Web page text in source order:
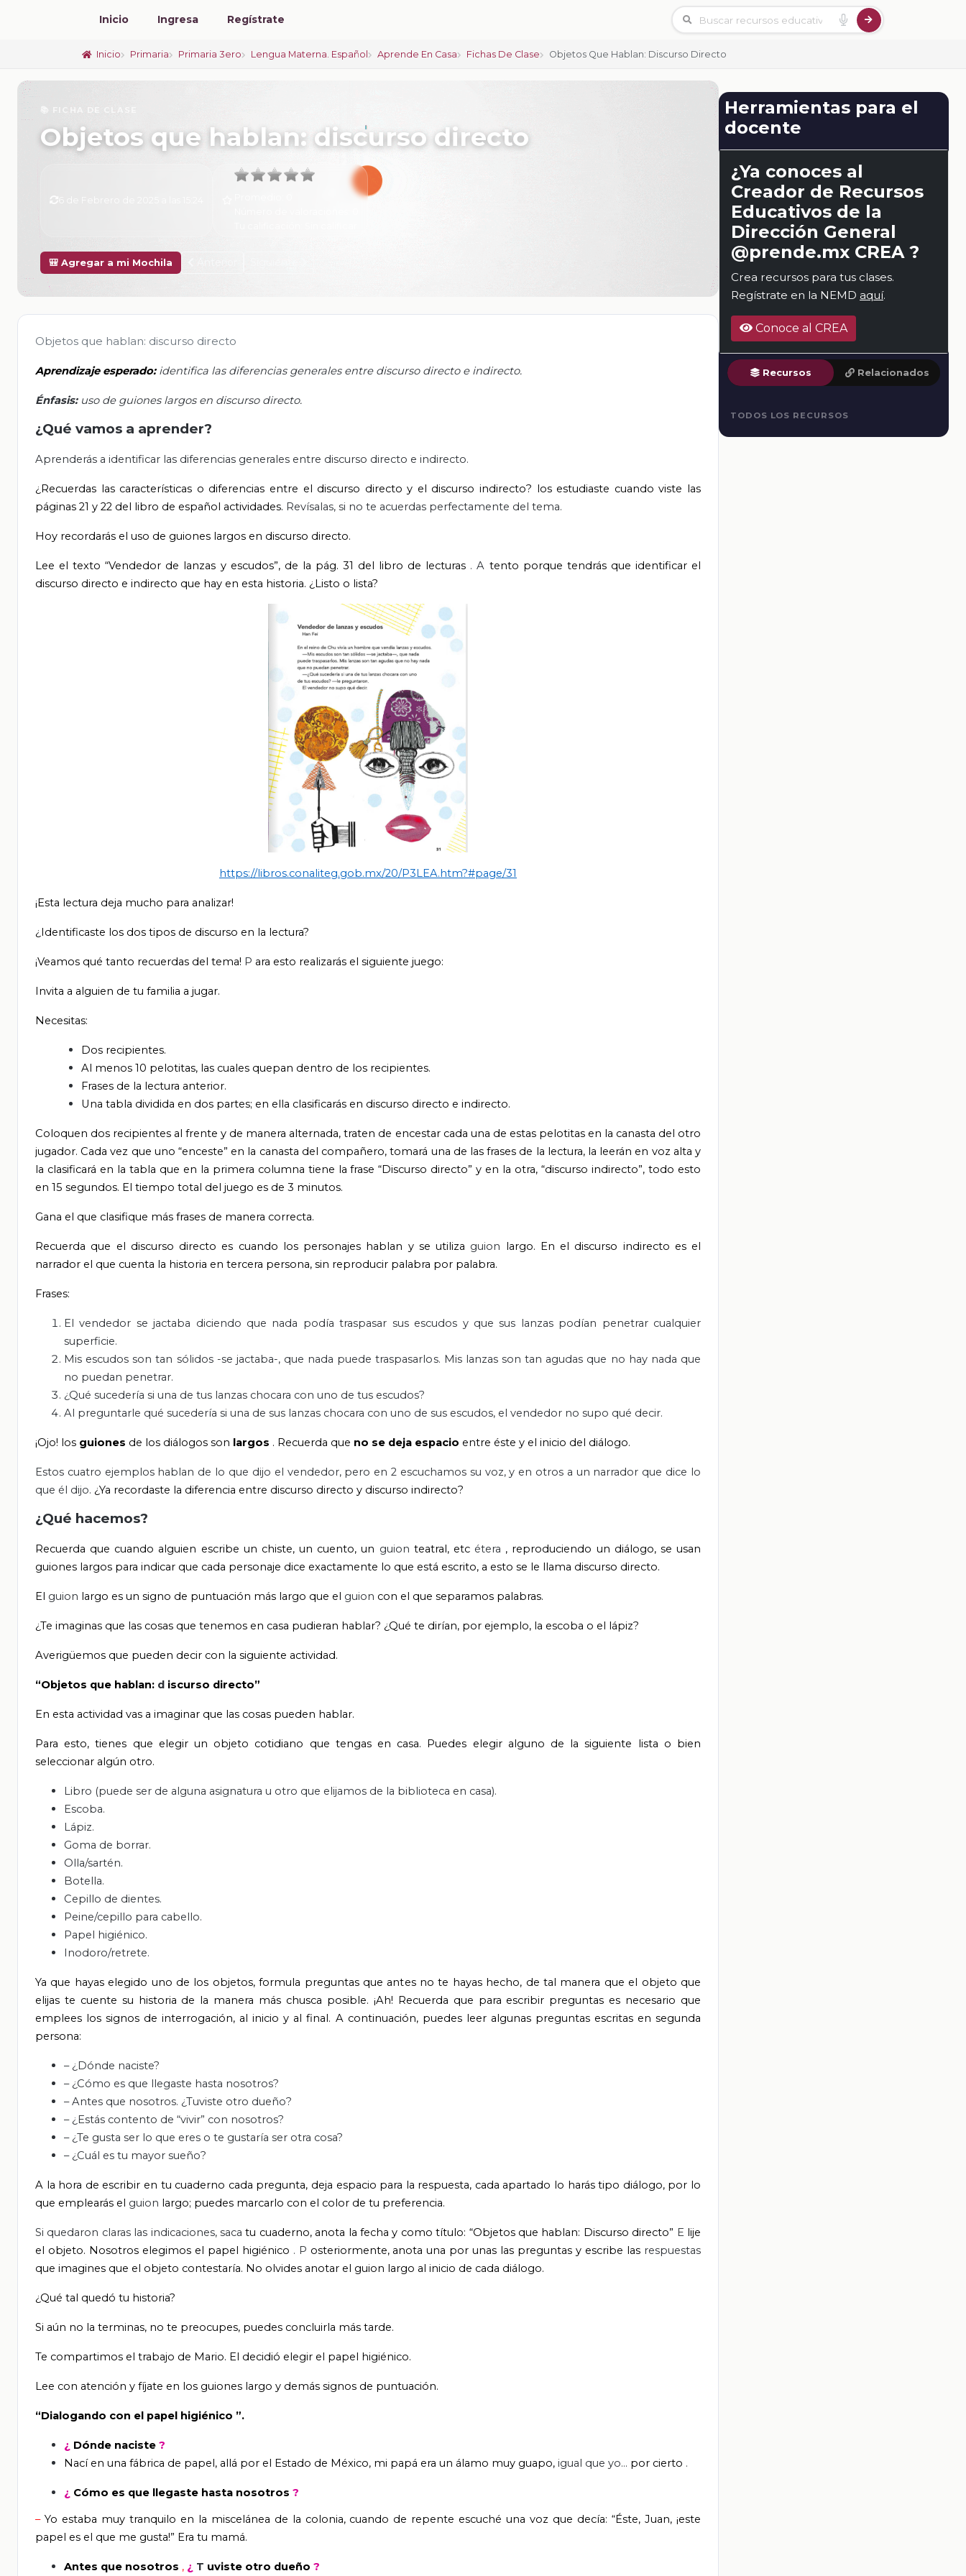
Inicio Ingresa Regístrate
Inicio Primaria Primaria 3ero Lengua Materna. Español Aprende En Casa Fichas De Clase Objetos Que Hablan: Discurso Directo
📚 FICHA DE CLASE
Objetos que hablan: discurso directo
🎒 Agregar a mi Mochila
Objetos que hablan: discurso directo
Aprendizaje esperado: identifica las diferencias generales entre discurso directo e indirecto.
Énfasis: uso de guiones largos en discurso directo.
¿Qué vamos a aprender?
Aprenderás a identificar las diferencias generales entre discurso directo e indirecto.
¿Recuerdas las características o diferencias entre el discurso directo y el discurso indirecto? los estudiaste cuando viste las
páginas 21 y 22 del libro de español actividades. Revísalas, si no te acuerdas perfectamente del tema.
Hoy recordarás el uso de guiones largos en discurso directo.
Lee el texto “Vendedor de lanzas y escudos”, de la pág. 31 del libro de lecturas . A tento porque tendrás que identificar el
discurso directo e indirecto que hay en esta historia. ¿Listo o lista?
https://libros.conaliteg.gob.mx/20/P3LEA.htm?#page/31
¡Esta lectura deja mucho para analizar!
¿Identificaste los dos tipos de discurso en la lectura?
¡Veamos qué tanto recuerdas del tema! P ara esto realizarás el siguiente juego:
Invita a alguien de tu familia a jugar.
Necesitas:
Dos recipientes.
Al menos 10 pelotitas, las cuales quepan dentro de los recipientes.
Frases de la lectura anterior.
Una tabla dividida en dos partes; en ella clasificarás en discurso directo e indirecto.
Coloquen dos recipientes al frente y de manera alternada, traten de encestar cada una de estas pelotitas en la canasta del otro
jugador. Cada vez que uno “enceste” en la canasta del compañero, tomará una de las frases de la lectura, la leerán en voz alta y
la clasificará en la tabla que en la primera columna tiene la frase “Discurso directo” y en la otra, “discurso indirecto”, todo esto
en 15 segundos. El tiempo total del juego es de 3 minutos.
Gana el que clasifique más frases de manera correcta.
Recuerda que el discurso directo es cuando los personajes hablan y se utiliza guion largo. En el discurso indirecto es el
narrador el que cuenta la historia en tercera persona, sin reproducir palabra por palabra.
Frases:
El vendedor se jactaba diciendo que nada podía traspasar sus escudos y que sus lanzas podían penetrar cualquier
superficie.
Mis escudos son tan sólidos -se jactaba-, que nada puede traspasarlos. Mis lanzas son tan agudas que no hay nada que
no puedan penetrar.
¿Qué sucedería si una de tus lanzas chocara con uno de tus escudos?
Al preguntarle qué sucedería si una de sus lanzas chocara con uno de sus escudos, el vendedor no supo qué decir.
¡Ojo! los guiones de los diálogos son largos . Recuerda que no se deja espacio entre éste y el inicio del diálogo.
Estos cuatro ejemplos hablan de lo que dijo el vendedor, pero en 2 escuchamos su voz, y en otros a un narrador que dice lo
que él dijo. ¿Ya recordaste la diferencia entre discurso directo y discurso indirecto?
¿Qué hacemos?
Recuerda que cuando alguien escribe un chiste, un cuento, un guion teatral, etc étera , reproduciendo un diálogo, se usan
guiones largos para indicar que cada personaje dice exactamente lo que está escrito, a esto se le llama discurso directo.
El guion largo es un signo de puntuación más largo que el guion con el que separamos palabras.
¿Te imaginas que las cosas que tenemos en casa pudieran hablar? ¿Qué te dirían, por ejemplo, la escoba o el lápiz?
Averigüemos que pueden decir con la siguiente actividad.
“Objetos que hablan: d iscurso directo”
En esta actividad vas a imaginar que las cosas pueden hablar.
Para esto, tienes que elegir un objeto cotidiano que tengas en casa. Puedes elegir alguno de la siguiente lista o bien
seleccionar algún otro.
Libro (puede ser de alguna asignatura u otro que elijamos de la biblioteca en casa).
Escoba.
Lápiz.
Goma de borrar.
Olla/sartén.
Botella.
Cepillo de dientes.
Peine/cepillo para cabello.
Papel higiénico.
Inodoro/retrete.
Ya que hayas elegido uno de los objetos, formula preguntas que antes no te hayas hecho, de tal manera que el objeto que
elijas te cuente su historia de la manera más chusca posible. ¡Ah! Recuerda que para escribir preguntas es necesario que
emplees los signos de interrogación, al inicio y al final. A continuación, puedes leer algunas preguntas escritas en segunda
persona:
– ¿Dónde naciste?
– ¿Cómo es que llegaste hasta nosotros?
– Antes que nosotros. ¿Tuviste otro dueño?
– ¿Estás contento de “vivir” con nosotros?
– ¿Te gusta ser lo que eres o te gustaría ser otra cosa?
– ¿Cuál es tu mayor sueño?
A la hora de escribir en tu cuaderno cada pregunta, deja espacio para la respuesta, cada apartado lo harás tipo diálogo, por lo
que emplearás el guion largo; puedes marcarlo con el color de tu preferencia.
Si quedaron claras las indicaciones, sacatu cuaderno, anota la fecha y como título: “Objetos que hablan: Discurso directo” E lije
el objeto. Nosotros elegimos el papel higiénico . P osteriormente, anota una por unas las preguntas y escribe las respuestas
que imagines que el objeto contestaría. No olvides anotar el guion largo al inicio de cada diálogo.
¿Qué tal quedó tu historia?
Si aún no la terminas, no te preocupes, puedes concluirla más tarde.
Te compartimos el trabajo de Mario. El decidió elegir el papel higiénico.
Lee con atención y fíjate en los guiones largo y demás signos de puntuación.
“Dialogando con el papel higiénico ”.
¿ Dónde naciste ?
Nací en una fábrica de papel, allá por el Estado de México, mi papá era un álamo muy guapo, igual que yo… por cierto .
¿ Cómo es que llegaste hasta nosotros ?
– Yo estaba muy tranquilo en la miscelánea de la colonia, cuando de repente escuché una voz que decía: “Éste, Juan, ¡este
papel es el que me gusta!” Era tu mamá.
Antes que nosotros , ¿ T uviste otro dueño ?
Herramientas para el
docente
¿Ya conoces al
Creador de Recursos
Educativos de la
Dirección General
@prende.mx CREA ?
Crea recursos para tus clases.
Regístrate en la NEMD aquí.
Conoce al CREA
Recursos Relacionados
TODOS LOS RECURSOS